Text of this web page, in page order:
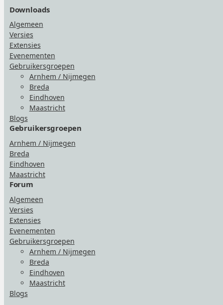
Downloads
Algemeen
Versies
Extensies
Evenementen
Gebruikersgroepen
Arnhem / Nijmegen
Breda
Eindhoven
Maastricht
Blogs
Gebruikersgroepen
Arnhem / Nijmegen
Breda
Eindhoven
Maastricht
Forum
Algemeen
Versies
Extensies
Evenementen
Gebruikersgroepen
Arnhem / Nijmegen
Breda
Eindhoven
Maastricht
Blogs